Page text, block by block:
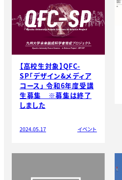
【高校生対象】QFC-
SP「デザイン&メディア
コース」 令和6年度受講
生募集 ※募集は終了
しました
2024.05.17 イベント